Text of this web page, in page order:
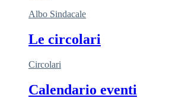
Albo Sindacale
Le circolari
Circolari
Calendario eventi